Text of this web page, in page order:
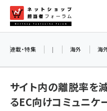
ン
ネット
連載・特集 | 海外 海
サイト内の離脱率を
るEC向けコミュニケ